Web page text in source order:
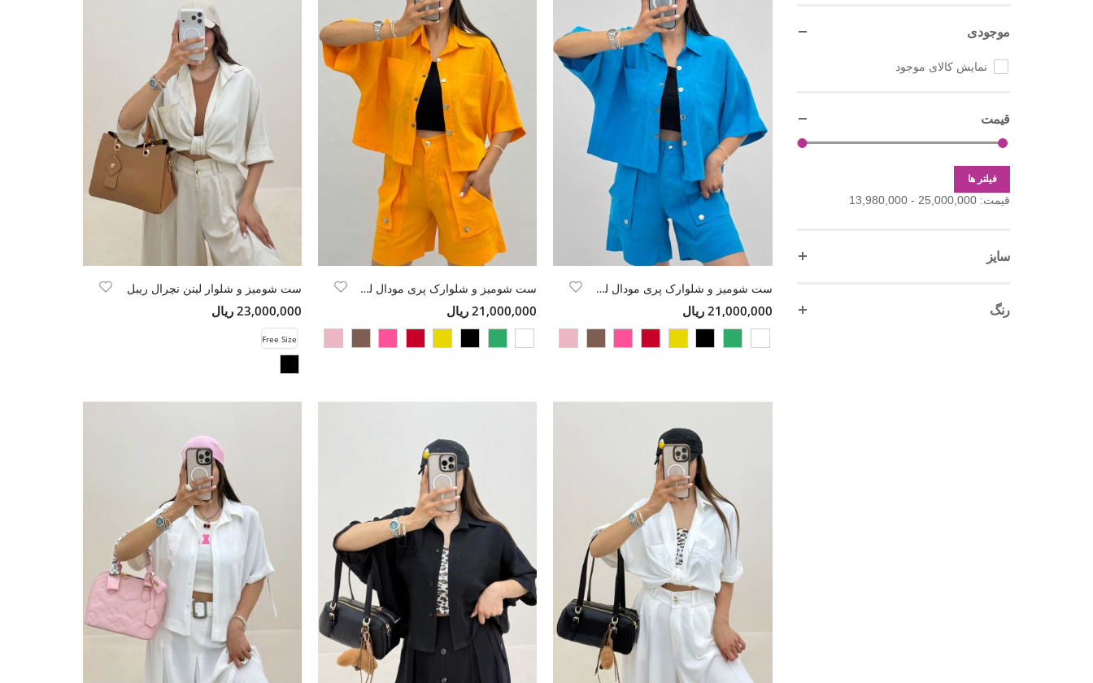
موجودی
نمایش کالای موجود
قیمت
فیلتر ها
قیمت: 25,000,000 - 13,980,000
سایز
رنگ
ست شومیز و شلوارک پری مودال لونیا
21,000,000 ریال
ست شومیز و شلوارک پری مودال لونیا
21,000,000 ریال
ست شومیز و شلوار لینن نچرال ریبل
23,000,000 ریال
Free Size